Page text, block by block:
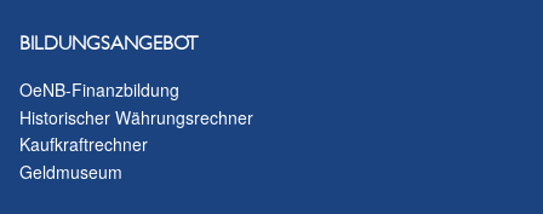
BILDUNGSANGEBOT
OeNB-Finanzbildung
Historischer Währungsrechner
Kaufkraftrechner
Geldmuseum